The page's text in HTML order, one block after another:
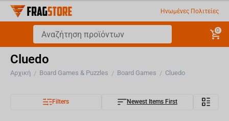
Ηνωμένες Πολιτείες
0
Cluedo
Αρχική / Board Games & Puzzles / Board Games / Cluedo
Filters Newest Items First